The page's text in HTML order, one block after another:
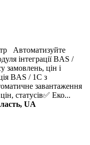
інтеграції BAS /
замовлень, цін і
BAS / 1С з
завантаження
статусів✅ Еко...
UA